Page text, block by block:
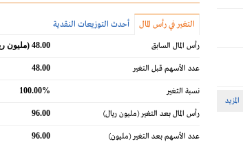
المزيد
التغير في رأس المال أحدث التوزيعات النقدية
رأس المال السابق 48.00 (مليون ريال)
عدد الأسهم قبل التغير 48.00
نسبة التغير 100.00%
رأس المال بعد التغير(مليون ريال) 96.00
عدد الأسهم بعد التغير(مليون) 96.00